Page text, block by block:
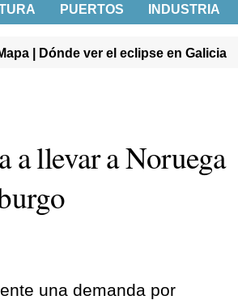
PUERTOS INDUSTRIA
| Dónde ver el eclipse en Galicia
a llevar a Noruega
una demanda por